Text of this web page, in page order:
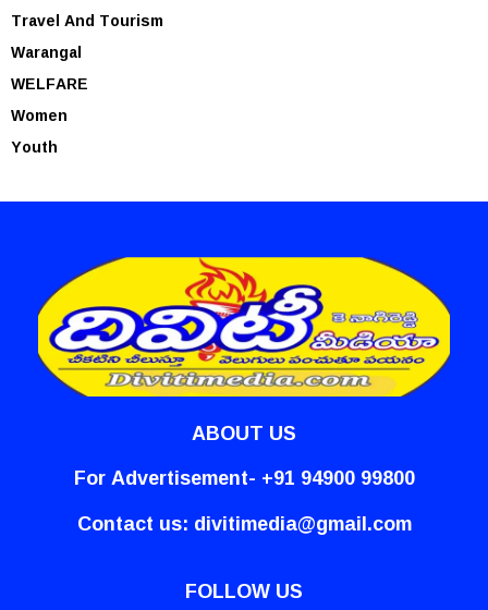
Travel And Tourism
Warangal
WELFARE
Women
Youth
ABOUT US
For Advertisement- +91 94900 99800
Contact us: divitimedia@gmail.com
FOLLOW US